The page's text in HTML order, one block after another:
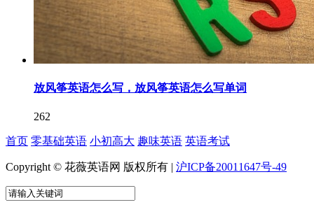
放风筝英语怎么写，放风筝英语怎么写单词
262
首页 零基础英语 小初高大 趣味英语 英语考试
Copyright © 花薇英语网 版权所有 | 沪ICP备20011647号-49